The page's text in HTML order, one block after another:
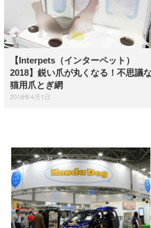
【Interpets（インターペット）
2018】鋭い爪が丸くなる！不思議
猫用爪とぎ網
2018年4月1日